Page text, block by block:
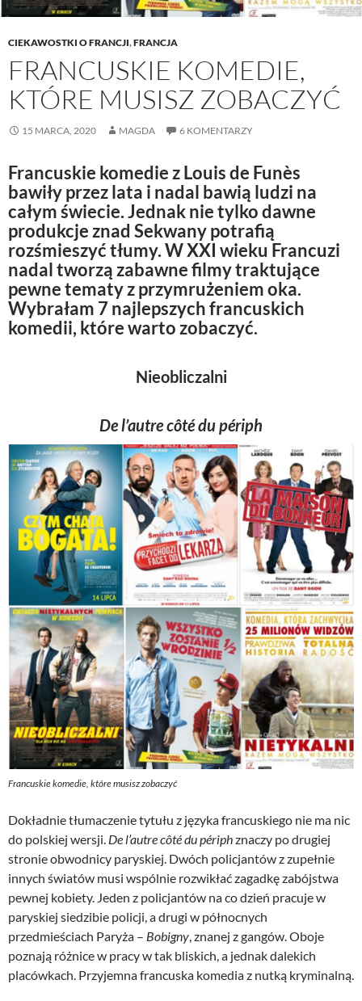
CIEKAWOSTKI O FRANCJI,FRANCJA
FRANCUSKIE KOMEDIE,
KTÓRE MUSISZ ZOBACZYĆ
15 MARCA, 2020 MAGDA 6 KOMENTARZY
Francuskie komedie z Louis de Funès
bawiły przez lata i nadal bawią ludzi na
całym świecie. Jednak nie tylko dawne
produkcje znad Sekwany potrafią
rozśmieszyć tłumy. W XXI wieku Francuzi
nadal tworzą zabawne filmy traktujące
pewne tematy z przymrużeniem oka.
Wybrałam 7 najlepszych francuskich
komedii, które warto zobaczyć.
Nieobliczalni
De l’autre côté du périph
Francuskie komedie, które musisz zobaczyć
Dokładnie tłumaczenie tytułu z języka francuskiego nie ma nic
do polskiej wersji. De l’autre côté du périphznaczy po drugiej
stronie obwodnicy paryskiej. Dwóch policjantów z zupełnie
innych światów musi wspólnie rozwikłać zagadkę zabójstwa
pewnej kobiety. Jeden z policjantów na co dzień pracuje w
paryskiej siedzibie policji, a drugi w północnych
przedmieściach Paryża – Bobigny, znanej z gangów. Oboje
poznają różnice w pracy w tak bliskich, a jednak dalekich
placówkach. Przyjemna francuska komedia z nutką kryminalną.